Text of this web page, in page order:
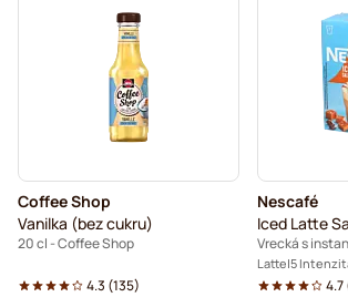
Coffee Shop
Vanilka (bez cukru)
20 cl - Coffee Shop
4.3 (135)
Nescafé
Iced Latte
Vrecká s
Latte 5
4.7